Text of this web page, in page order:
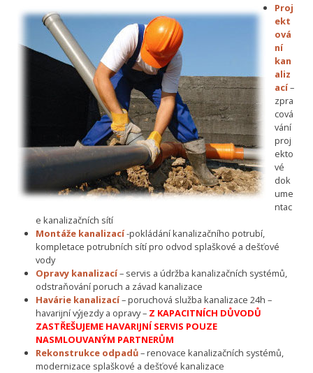
Proj
ekt
ová
ní
kan
aliz
ací–
zpra
cová
vání
proj
ekto
vé
dok
ume
ntac
e kanalizačních sítí
Montáže kanalizací-pokládání kanalizačního potrubí,
kompletace potrubních sítí pro odvod splaškové a dešťové
vody
Opravy kanalizací– servis a údržba kanalizačních systémů,
odstraňování poruch a závad kanalizace
Havárie kanalizací– poruchová služba kanalizace 24h –
havarijní výjezdy a opravy – Z KAPACITNÍCH DŮVODŮ
ZASTŘEŠUJEME HAVARIJNÍ SERVIS POUZE
NASMLOUVANÝM PARTNERŮM
Rekonstrukce odpadů– renovace kanalizačních systémů,
modernizace splaškové a dešťové kanalizace